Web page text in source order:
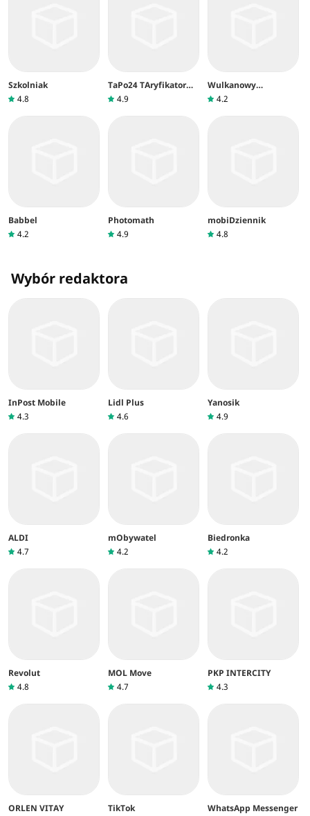
Szkolniak
4.8
TaPo24 TAryfikator
POlicyjny
4.9
Wulkanowy
Dzienniczek
4.2
Babbel
4.2
Photomath
4.9
mobiDziennik
4.8
Wybór redaktora
InPost Mobile
4.3
Lidl Plus
4.6
Yanosik
4.9
ALDI
4.7
mObywatel
4.2
Biedronka
4.2
Revolut
4.8
MOL Move
4.7
PKP INTERCITY
4.3
ORLEN VITA‪Y
TikTok
WhatsApp Messenger